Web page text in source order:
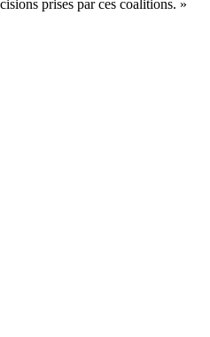
prises par ces coalitions. »